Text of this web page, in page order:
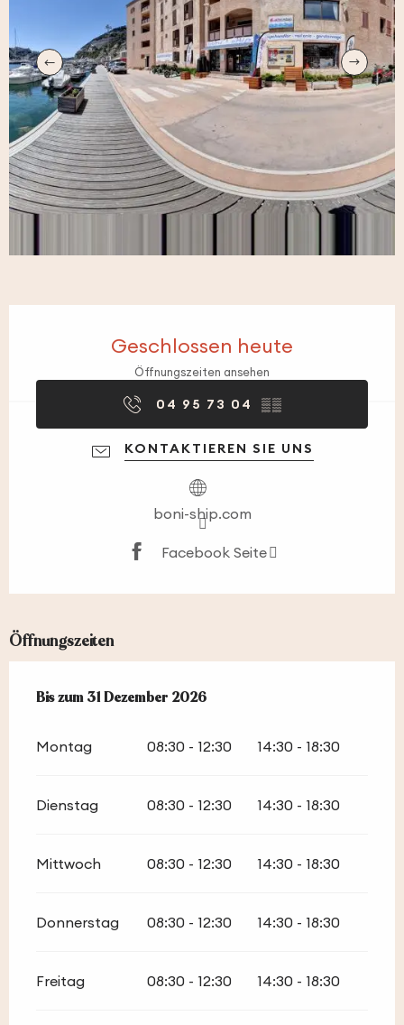
Geschlossen heute
Öffnungszeiten ansehen
04 95 73 04 ▒▒
KONTAKTIEREN SIE UNS
boni-ship.com
Facebook Seite
Öffnungszeiten
vom5 Januar 2026bis zum
Bis zum31 Dezember 2026
Montag 08:30 - 12:30 14:30 - 18:30
Dienstag 08:30 - 12:30 14:30 - 18:30
Mittwoch 08:30 - 12:30 14:30 - 18:30
Donnerstag 08:30 - 12:30 14:30 - 18:30
Freitag 08:30 - 12:30 14:30 - 18:30